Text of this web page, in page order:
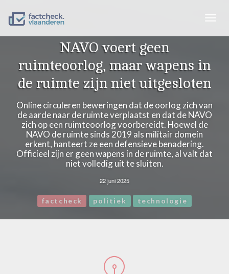
NAVO voert geen
ruimteoorlog, maar wapens in
de ruimte zijn niet uitgesloten
Online circuleren beweringen dat de oorlog zich van
de aarde naar de ruimte verplaatst en dat de NAVO
zich op een ruimteoorlog voorbereidt. Hoewel de
NAVO de ruimte sinds 2019 als militair domein
erkent, hanteert ze een defensieve benadering.
Officieel zijn er geen wapens in de ruimte, al valt dat
niet volledig uit te sluiten.
22 juni 2025
factcheck politiek technologie